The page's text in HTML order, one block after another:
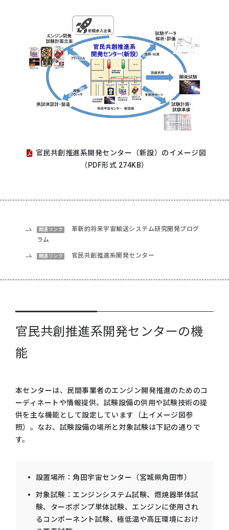
官民共創推進系開発センター（新設）のイメージ図
（PDF形式 274KB）
関連リンク
革新的将来宇宙輸送システム研究開発プログ
ラム
関連リンク 官民共創推進系開発センター
官民共創推進系開発センターの機
能
本センターは、民間事業者のエンジン開発推進のためのコ
ーディネートや情報提供、試験設備の供用や試験技術の提
供を主な機能として設定しています（上イメージ図参
照）。なお、試験設備の場所と対象試験は下記の通りで
す。
設置場所：角田宇宙センター（宮城県角田市）
対象試験：エンジンシステム試験、燃焼器単体試
験、ターボポンプ単体試験、 エンジンに使用され
るコンポーネント試験、極低温や高圧環境におけ